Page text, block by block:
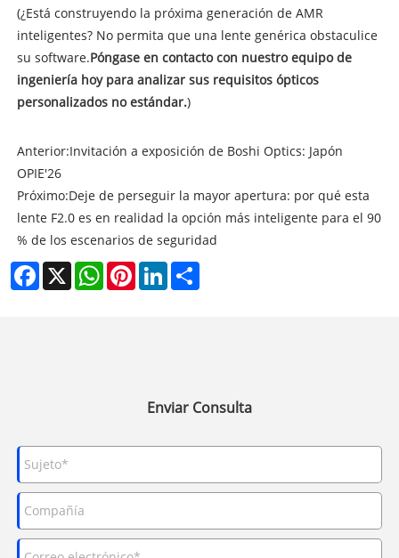
(¿Está construyendo la próxima generación de AMR
inteligentes? No permita que una lente genérica obstaculice
su software.Póngase en contacto con nuestro equipo de
ingeniería hoy para analizar sus requisitos ópticos
personalizados no estándar.)
Anterior:Invitación a exposición de Boshi Optics: Japón
OPIE'26
Próximo:Deje de perseguir la mayor apertura: por qué esta
lente F2.0 es en realidad la opción más inteligente para el 90
% de los escenarios de seguridad
Facebook
X WhatsAppPinterestLinkedIn
Enviar Consulta